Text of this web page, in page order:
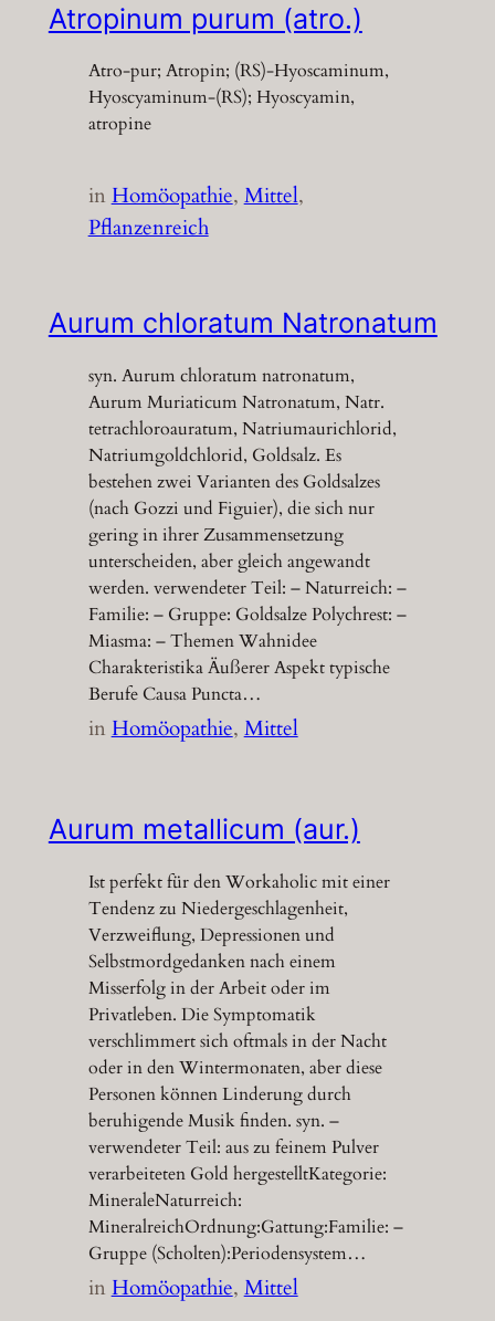
Atropinum purum (atro.)
Atro-pur; Atropin; (RS)-Hyoscaminum,
Hyoscyaminum-(RS); Hyoscyamin,
atropine
inHomöopathie, Mittel
Pflanzenreich
Aurum chloratum Natronatum
syn. Aurum chloratum natronatum,
Aurum Muriaticum Natronatum, Natr.
tetrachloroauratum, Natriumaurichlorid,
Natriumgoldchlorid, Goldsalz. Es
bestehen zwei Varianten des Goldsalzes
(nach Gozzi und Figuier), die sich nur
gering in ihrer Zusammensetzung
unterscheiden, aber gleich angewandt
werden. verwendeter Teil: – Naturreich: –
Familie: – Gruppe: Goldsalze Polychrest: –
Miasma: – Themen Wahnidee
Charakteristika Äußerer Aspekt typische
Berufe Causa Puncta…
inHomöopathie, Mittel
Aurum metallicum (aur.)
Ist perfekt für den Workaholic mit einer
Tendenz zu Niedergeschlagenheit,
Verzweiflung, Depressionen und
Selbstmordgedanken nach einem
Misserfolg in der Arbeit oder im
Privatleben. Die Symptomatik
verschlimmert sich oftmals in der Nacht
oder in den Wintermonaten, aber diese
Personen können Linderung durch
beruhigende Musik finden. syn. –
verwendeter Teil: aus zu feinem Pulver
verarbeiteten Gold hergestelltKategorie:
MineraleNaturreich:
MineralreichOrdnung:Gattung:Familie: –
Gruppe (Scholten):Periodensystem…
inHomöopathie, Mittel